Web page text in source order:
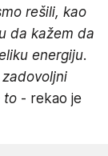
rešili, kao
da kažem da
energiju.
to - rekao je